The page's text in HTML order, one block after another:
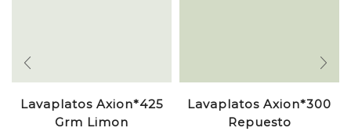
Lavaplatos Axion*425
Grm Limon
Lavaplatos Axion*300
Repuesto